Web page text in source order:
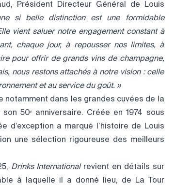
Président Directeur Général de Louis
si belle distinction est une formidable
vient saluer notre engagement constant à
chaque jour, à repousser nos limites, à
pour offrir de grands vins de champagne,
nous restons attachés à notre vision : celle
et au service du goût. »
notamment dans les grandes cuvées de la
50ᵉ anniversaire. Créée en 1974 sous
d’exception a marqué l’histoire de Louis
une sélection rigoureuse des meilleurs
Drinks Internationalrevient en détails sur
à laquelle il a donné lieu, de La Tour